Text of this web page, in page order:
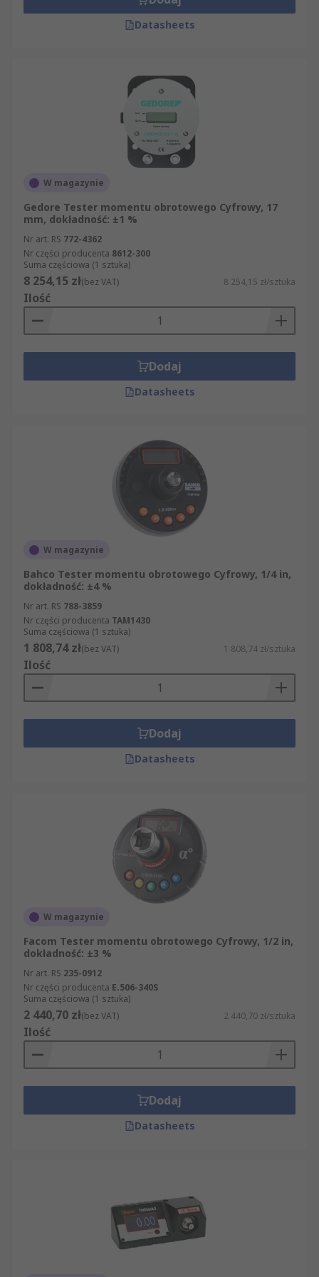
Datasheets
W magazynie
Gedore Tester momentu obrotowego Cyfrowy, 17
mm, dokładność: ±1 %
Nr art. RS 772-4362
Nr części producenta 8612-300
Suma częściowa (1 sztuka)
8 254,15 zł(bez VAT) 8 254,15 zł/sztuka
Ilość
Dodaj
Datasheets
W magazynie
Bahco Tester momentu obrotowego Cyfrowy, 1/4 in,
dokładność: ±4 %
Nr art. RS 788-3859
Nr części producenta TAM1430
Suma częściowa (1 sztuka)
1 808,74 zł(bez VAT) 1 808,74 zł/sztuka
Ilość
Dodaj
Datasheets
W magazynie
Facom Tester momentu obrotowego Cyfrowy, 1/2 in,
dokładność: ±3 %
Nr art. RS 235-0912
Nr części producenta E.506-340S
Suma częściowa (1 sztuka)
2 440,70 zł(bez VAT) 2 440,70 zł/sztuka
Ilość
Dodaj
Datasheets